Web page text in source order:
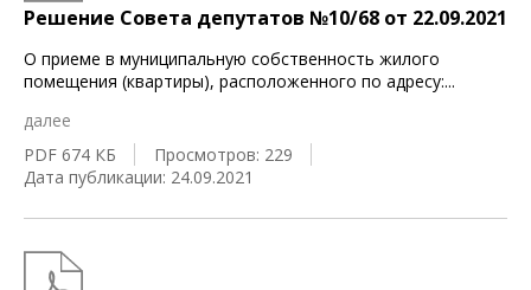
Решение Совета депутатов №10/68 от 22.09.2021
О приеме в муниципальную собственность жилого
помещения (квартиры), расположенного по адресу:...
далее
PDF 674 КБ
Просмотров: 229
Дата публикации: 24.09.2021